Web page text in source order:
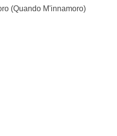
(Quando M'innamoro)